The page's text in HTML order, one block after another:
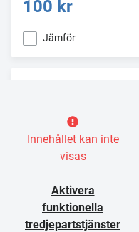
100 kr
Jämför
Innehållet kan inte
visas
Aktivera
funktionella
tredjepartstjänster